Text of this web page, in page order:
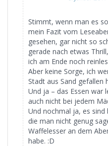
Stimmt, wenn man es
mein Fazit vom
gesehen, gar nicht so
gerade nach etwas
ich am Ende noch
Aber keine Sorge, ich
Stadt aus Sand gefallen
Und ja – das Essen war
auch nicht bei jedem
Und nochmal ja, es
die man nicht genug
Waffelesser an dem
habe. :D